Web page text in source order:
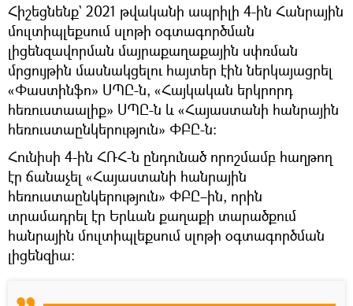
Հիշեցնենք` 2021 թվականի ապրիլի 4-ին Հանրային
մուլտիպլեքսում սլոթի օգտագործման
լիցենզավորման մայրաքաղաքային սփռման
մրցույթին մասնակցելու հայտեր էին ներկայացրել
«Փաստինֆո» ՍՊԸ-ն, «Հայկական երկրորդ
հեռուստաալիք» ՍՊԸ-ն և «Հայաստանի հանրային
հեռուստաընկերություն» ՓԲԸ-ն:
Հունիսի 4-ին ՀՌՀ-ն ընդունած որոշմամբ հաղթող
էր ճանաչել «Հայաստանի հանրային
հեռուստաընկերություն» ՓԲԸ–ին, որին
տրամադրել էր Երևան քաղաքի տարածքում
հանրային մուլտիպլեքսում սլոթի օգտագործման
լիցենզիա: